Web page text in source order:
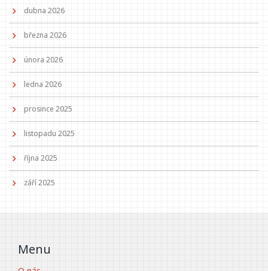
dubna 2026
března 2026
února 2026
ledna 2026
prosince 2025
listopadu 2025
října 2025
září 2025
Menu